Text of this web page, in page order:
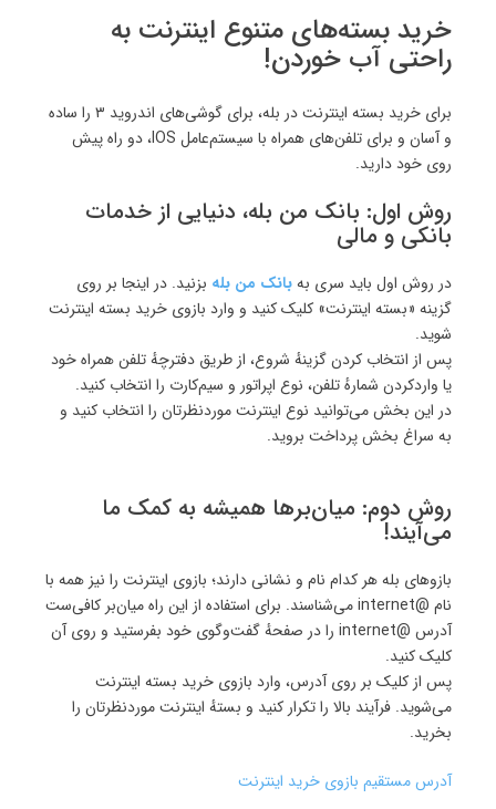
خرید بسته‌های متنوع اینترنت به
راحتی آب خوردن!
برای خرید بسته اینترنت در بله، برای گوشی‌های اندروید ۳ را ساده
و آسان و برای تلفن‌های همراه با سیستم‌عامل IOS، دو راه پیش
روی خود دارید.
روش اول: بانک من بله، دنیایی از خدمات
بانکی و مالی
در روش اول باید سری بهبانک من بله بزنید. در اینجا بر روی
گزینه «بسته اینترنت» کلیک کنید و وارد بازوی خرید بسته اینترنت
شوید.
پس از انتخاب کردن گزینهٔ شروع، از طریق دفترچهٔ تلفن همراه خود
یا واردکردن شمارهٔ تلفن، نوع اپراتور و سیم‌کارت را انتخاب کنید.
در این بخش می‌توانید نوع اینترنت موردنظرتان را انتخاب کنید و
به سراغ بخش پرداخت بروید.
روش دوم: میان‌برها همیشه به کمک ما
می‌آیند!
بازوهای بله هر کدام نام و نشانی دارند؛ بازوی اینترنت را نیز همه با
نام @internet می‌شناسند. برای استفاده از این راه میان‌بر کافی‌ست
آدرس @internet را در صفحهٔ گفت‌وگوی خود بفرستید و روی آن
کلیک کنید.
پس از کلیک بر روی آدرس، وارد بازوی خرید بسته اینترنت
می‌شوید. فرآیند بالا را تکرار کنید و بستهٔ اینترنت موردنظرتان را
بخرید.
آدرس مستقیم بازوی خرید اینترنت